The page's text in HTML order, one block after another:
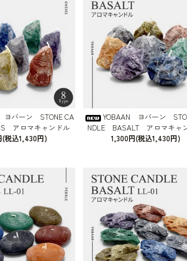
ヨバーン STONE CA
アロマキャンドル
(税込1,430円)
YOBAAN ヨバーン
NDLE BASALT アロマキャ
1,300円(税込1,430円)